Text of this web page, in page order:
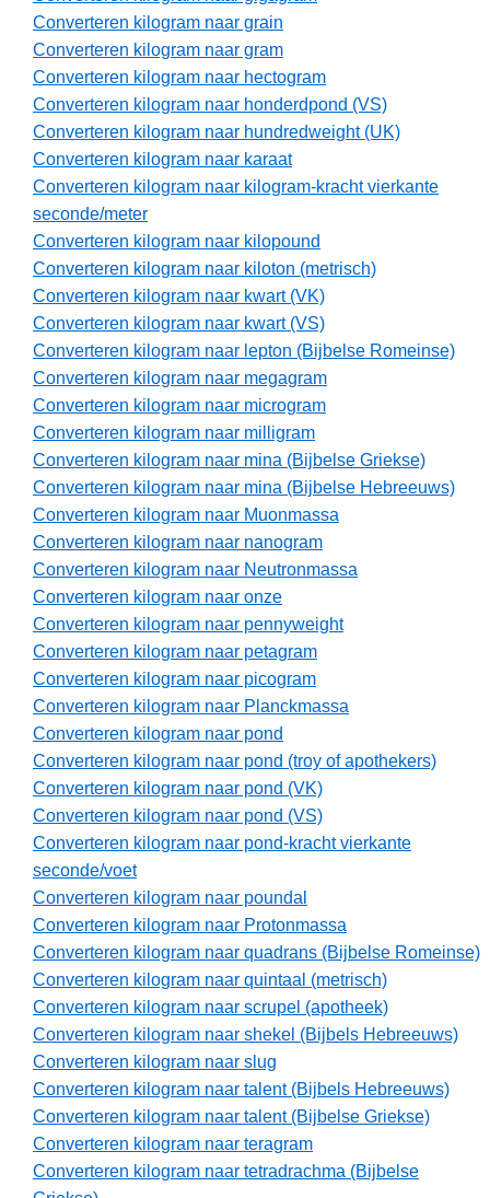
Converteren kilogram naar grain
Converteren kilogram naar gram
Converteren kilogram naar hectogram
Converteren kilogram naar honderdpond (VS)
Converteren kilogram naar hundredweight (UK)
Converteren kilogram naar karaat
Converteren kilogram naar kilogram-kracht vierkante
seconde/meter
Converteren kilogram naar kilopound
Converteren kilogram naar kiloton (metrisch)
Converteren kilogram naar kwart (VK)
Converteren kilogram naar kwart (VS)
Converteren kilogram naar lepton (Bijbelse Romeinse)
Converteren kilogram naar megagram
Converteren kilogram naar microgram
Converteren kilogram naar milligram
Converteren kilogram naar mina (Bijbelse Griekse)
Converteren kilogram naar mina (Bijbelse Hebreeuws)
Converteren kilogram naar Muonmassa
Converteren kilogram naar nanogram
Converteren kilogram naar Neutronmassa
Converteren kilogram naar onze
Converteren kilogram naar pennyweight
Converteren kilogram naar petagram
Converteren kilogram naar picogram
Converteren kilogram naar Planckmassa
Converteren kilogram naar pond
Converteren kilogram naar pond (troy of apothekers)
Converteren kilogram naar pond (VK)
Converteren kilogram naar pond (VS)
Converteren kilogram naar pond-kracht vierkante
seconde/voet
Converteren kilogram naar poundal
Converteren kilogram naar Protonmassa
Converteren kilogram naar quadrans (Bijbelse Romeinse)
Converteren kilogram naar quintaal (metrisch)
Converteren kilogram naar scrupel (apotheek)
Converteren kilogram naar shekel (Bijbels Hebreeuws)
Converteren kilogram naar slug
Converteren kilogram naar talent (Bijbels Hebreeuws)
Converteren kilogram naar talent (Bijbelse Griekse)
Converteren kilogram naar teragram
Converteren kilogram naar tetradrachma (Bijbelse